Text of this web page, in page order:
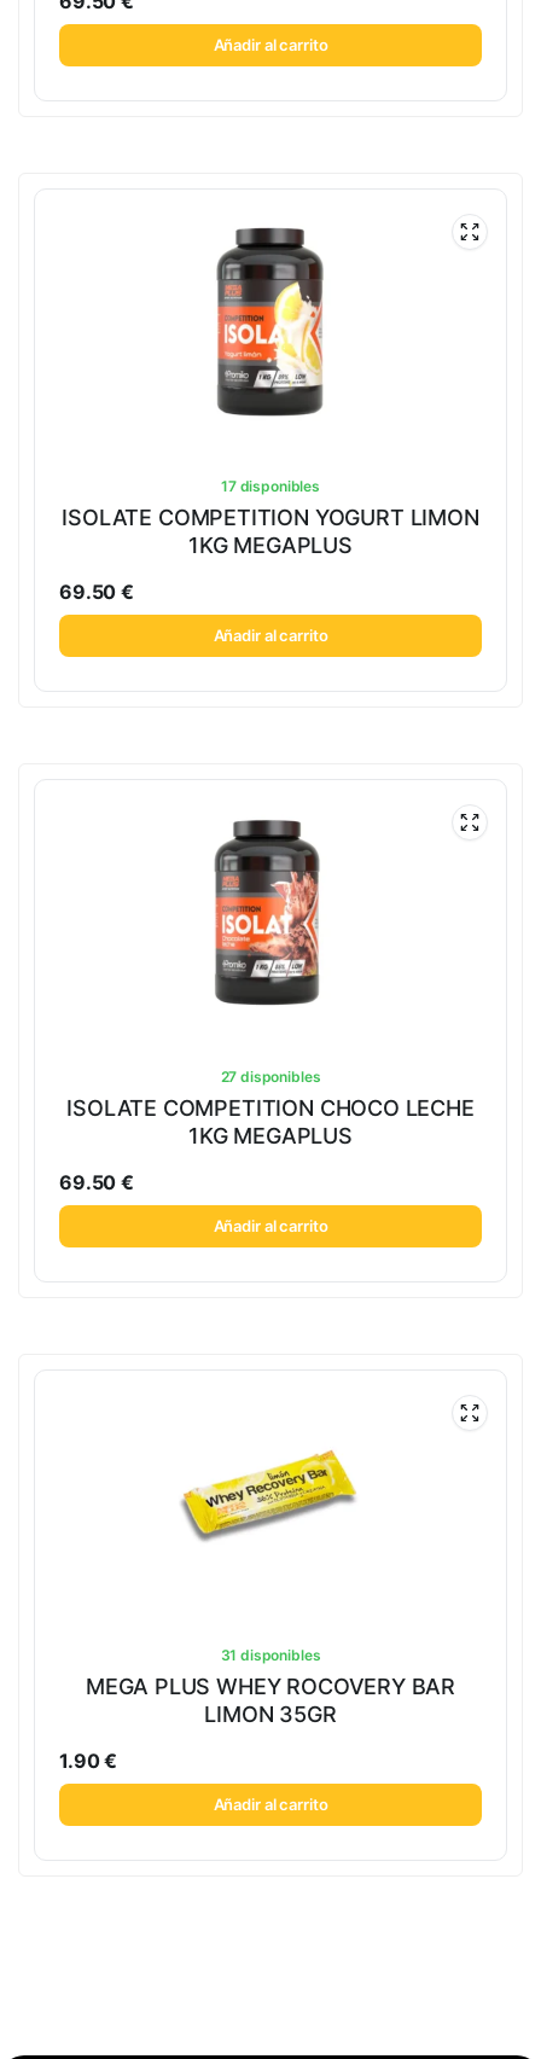
Añadir al carrito
17 disponibles
ISOLATE COMPETITION YOGURT LIMON
1KG MEGAPLUS
69.50€
Añadir al carrito
27 disponibles
ISOLATE COMPETITION CHOCO LECHE
1KG MEGAPLUS
69.50€
Añadir al carrito
31 disponibles
MEGA PLUS WHEY ROCOVERY BAR
LIMON 35GR
1.90€
Añadir al carrito